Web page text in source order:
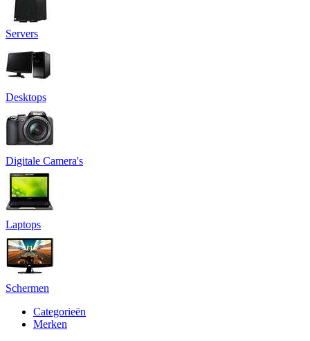
Servers
Desktops
Digitale Camera's
Laptops
Schermen
Categorieën
Merken